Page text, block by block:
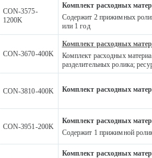
CON-3575-
1200K
Комплект расходных
Содержит 2 прижимных
или 1 год
CON-3670-400K
Комплект расходных
Комплект расходных
разделительных ролика;
CON-3810-400K Комплект расходных
CON-3951-200K
Комплект расходных
Содержит 1 прижимной
Комплект расходных